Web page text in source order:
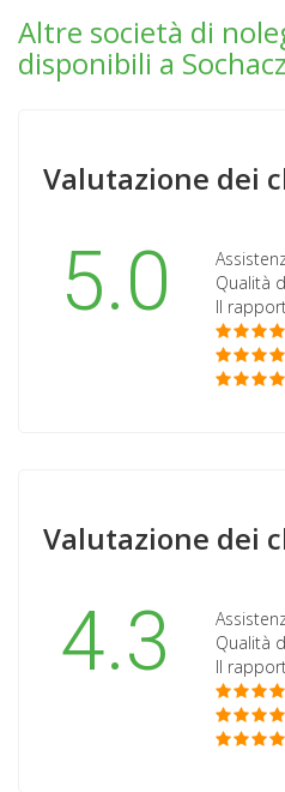
Altre società di
disponibili a
Valutazione dei
5.0
Qualità
Il
Valutazione dei
4.3
Qualità
Il